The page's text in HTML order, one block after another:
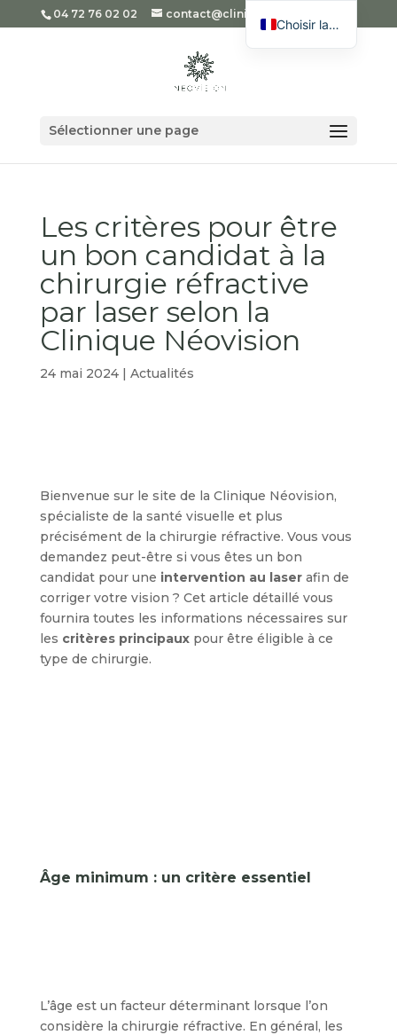
04 72 76 02 02 contact@cliniqueneovision.com
Sélectionner une page
Les critères pour être
un bon candidat à la
chirurgie réfractive
par laser selon la
Clinique Néovision
24 mai 2024| Actualités
Bienvenue sur le site de la Clinique Néovision,
spécialiste de la santé visuelle et plus
précisément de la chirurgie réfractive. Vous vous
demandez peut-être si vous êtes un bon
candidat pour une intervention au laserafin de
corriger votre vision ? Cet article détaillé vous
fournira toutes les informations nécessaires sur
les critères principauxpour être éligible à ce
type de chirurgie.
Âge minimum : un critère essentiel
L’âge est un facteur déterminant lorsque l’on
considère la chirurgie réfractive. En général, les
Choisir la langue